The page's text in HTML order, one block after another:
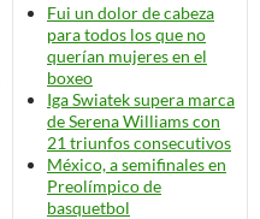
Fui un dolor de cabeza
para todos los que no
querían mujeres en el
boxeo
Iga Swiatek supera marca
de Serena Williams con
21 triunfos consecutivos
México, a semifinales en
Preolímpico de
basquetbol